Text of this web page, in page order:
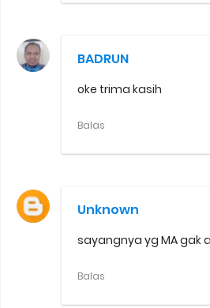
BADRUN
oke trima kasih
Balas
Unknown
sayangnya yg MA gak
Balas